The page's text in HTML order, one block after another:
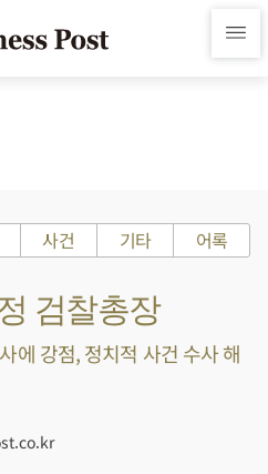
사건 기타 어록
검찰총장
에 강점, 정치적 사건 수사 해